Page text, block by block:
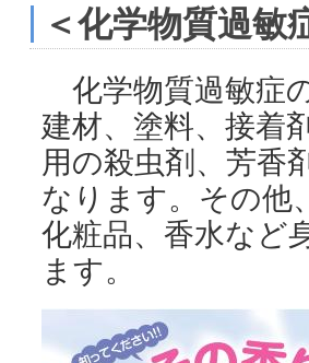
＜化学物質過敏
化学物質過敏症
建材、塗料、接着
用の殺虫剤、芳香
なります。その他
化粧品、香水など
ます。